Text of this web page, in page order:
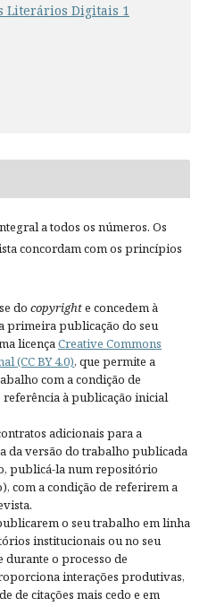
Literários Digitais 1
a todos os números. Os
concordam com os princípios
do copyrighte concedem à
primeira publicação do seu
licençaCreative Commons
(CC BY 4.0), que permite a
com a condição de
à publicação inicial
adicionais para a
da versão do trabalho publicada
publicá-la num repositório
com a condição de referirem a
o seu trabalho em linha
institucionais ou no seu
o processo de
interações produtivas,
de citações mais cedo e em